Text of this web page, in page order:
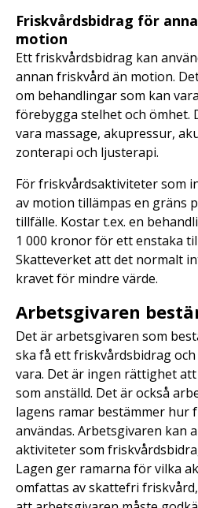
Friskvårdsbidrag för
motion
Ett friskvårdsbidrag kan
annan friskvård än motion.
om behandlingar som kan
förebygga stelhet och ömhet.
vara massage, akupressur,
zonterapi och ljusterapi.
För friskvårdsaktiviteter som
av motion tillämpas en gräns
tillfälle. Kostar t.ex. en
1 000 kronor för ett enstaka
Skatteverket att det normalt
kravet för mindre värde.
Arbetsgivaren
Det är arbetsgivaren som
ska få ett friskvårdsbidrag
vara. Det är ingen rättighet
som anställd. Det är också
lagens ramar bestämmer hur
användas. Arbetsgivaren kan
aktiviteter som
Lagen ger ramarna för vilka
omfattas av skattefri